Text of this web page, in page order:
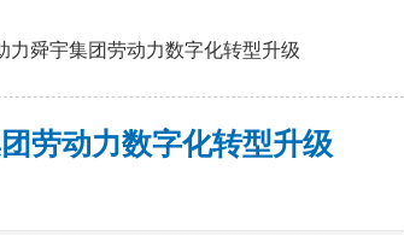
力舜宇集团劳动力数字化转型升级
劳动力数字化转型升级